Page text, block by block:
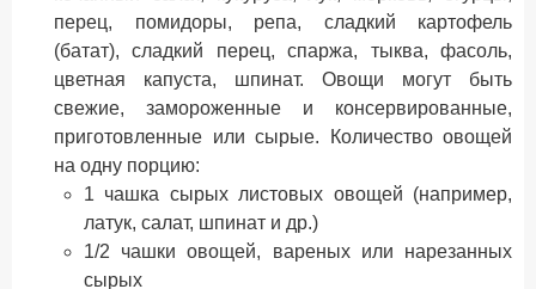
перец, помидоры, репа, сладкий картофель
(батат), сладкий перец, спаржа, тыква, фасоль,
цветная капуста, шпинат. Овощи могут быть
свежие, замороженные и консервированные,
приготовленные или сырые. Количество овощей
на одну порцию:
1 чашка сырых листовых овощей (например,
латук, салат, шпинат и др.)
1/2 чашки овощей, вареных или нарезанных
сырых